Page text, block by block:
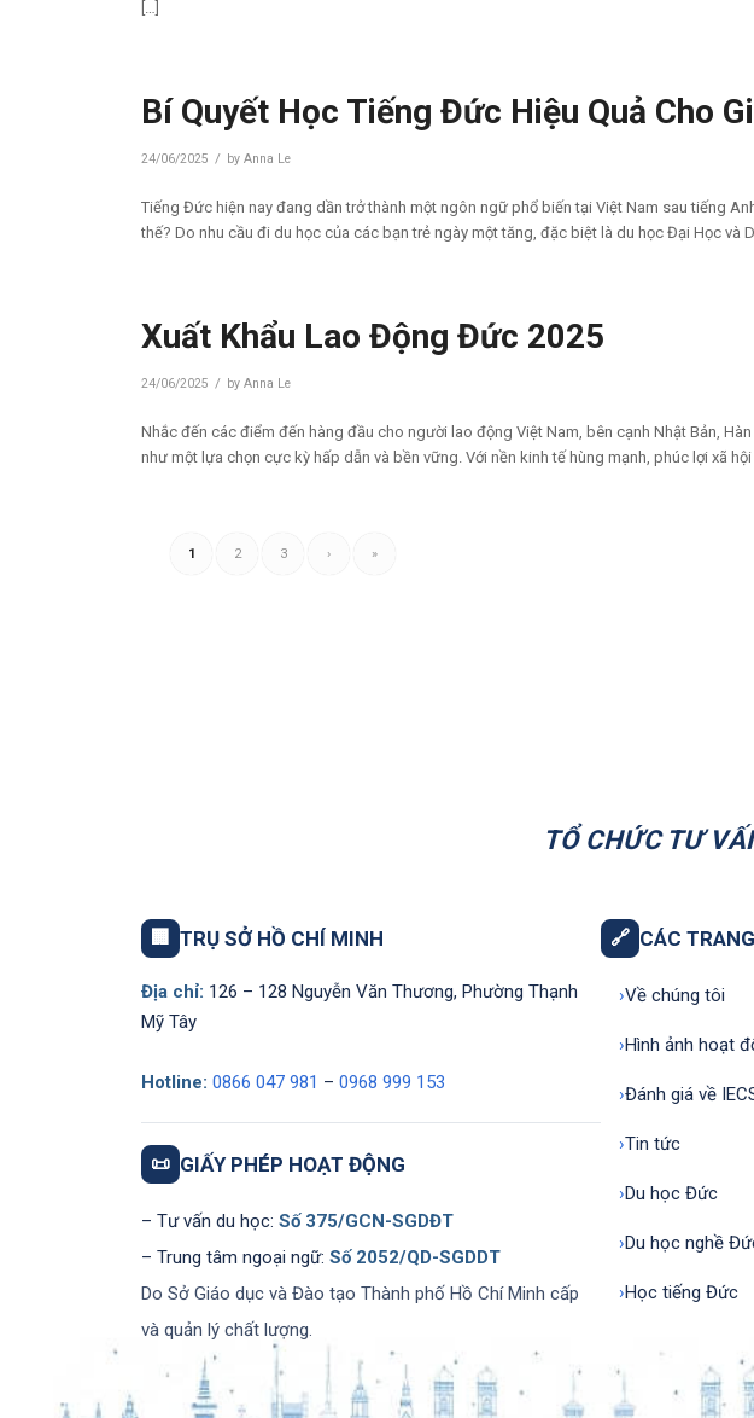
[…]
Bí Quyết Học Tiếng Đức Hiệu Quả Cho
24/06/2025 / byAnna Le
Tiếng Đức hiện nay đang dần trở thành một ngôn ngữ phổ biến tại Việt Nam sau tiếng
thế? Do nhu cầu đi du học của các bạn trẻ ngày một tăng, đặc biệt là du học Đại Học và
Xuất Khẩu Lao Động Đức 2025
24/06/2025 / byAnna Le
Nhắc đến các điểm đến hàng đầu cho người lao động Việt Nam, bên cạnh Nhật Bản,
như một lựa chọn cực kỳ hấp dẫn và bền vững. Với nền kinh tế hùng mạnh, phúc lợi xã hội
1 2 3 › »
TỔ CHỨC TƯ
🏢 TRỤ SỞ HỒ CHÍ MINH
Địa chỉ: 126 – 128 Nguyễn Văn Thương, Phường Thạnh
Mỹ Tây
Hotline: 0866 047 981 –0968 999 153
📜 GIẤY PHÉP HOẠT ĐỘNG
– Tư vấn du học:Số 375/GCN-SGDĐT
– Trung tâm ngoại ngữ:Số 2052/QD-SGDDT
Do Sở Giáo dục và Đào tạo Thành phố Hồ Chí Minh cấp
và quản lý chất lượng.
🔗 CÁC
›Về chúng tôi
›Hình ảnh hoạt
›Đánh giá về
›Tin tức
›Du học Đức
›Du học nghề
›Học tiếng Đức
© Copyright - Tổ chức giáo dục IECS - Enfold WordPress Theme by Kriesi